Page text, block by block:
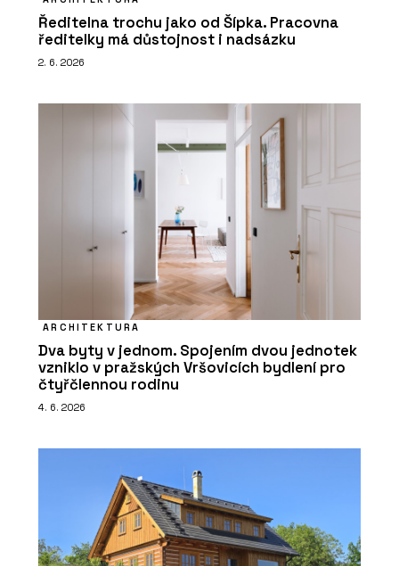
Ředitelna trochu jako od Šípka. Pracovna
ředitelky má důstojnost i nadsázku
2. 6. 2026
ARCHITEKTURA
Dva byty v jednom. Spojením dvou jednotek
vzniklo v pražských Vršovicích bydlení pro
čtyřčlennou rodinu
4. 6. 2026